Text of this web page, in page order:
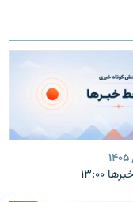
۱۳:۰۰